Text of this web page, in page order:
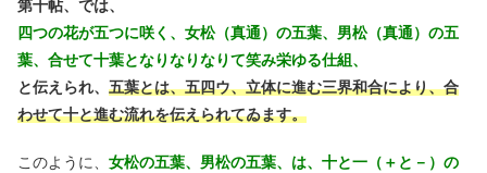
第十帖、では、
四つの花が五つに咲く、女松（真通）の五葉、男松（真通）の五
葉、合せて十葉となりなりなりて笑み栄ゆる仕組、
と伝えられ、 五葉とは、五四ウ、立体に進む三界和合により、合
わせて十と進む流れを伝えられてゐます。
このように、 女松の五葉、男松の五葉、は、十と一（＋と－）の